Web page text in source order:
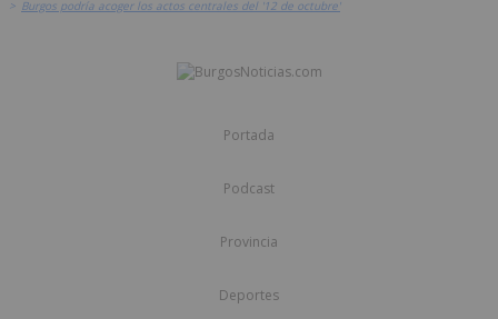
> Burgos podría acoger los actos centrales del '12 de octubre'
Portada
Podcast
Provincia
Deportes